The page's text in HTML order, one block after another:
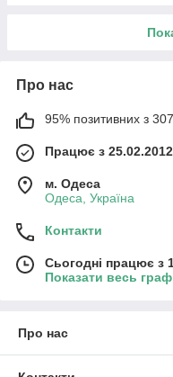
Про нас
95% позитивних з 307
Працює з 25.02.2012
м. Одеса
Одеса, Україна
Контакти
Сьогодні працює з
Показати весь
Про нас